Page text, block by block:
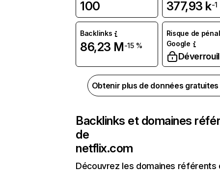
100 377,93 k-1
Backlinks
86,23 M-15 %
Risque de
Google
Obtenir plus de données
Backlinks et domaines
de
netflix.com
Découvrez les domaines référents